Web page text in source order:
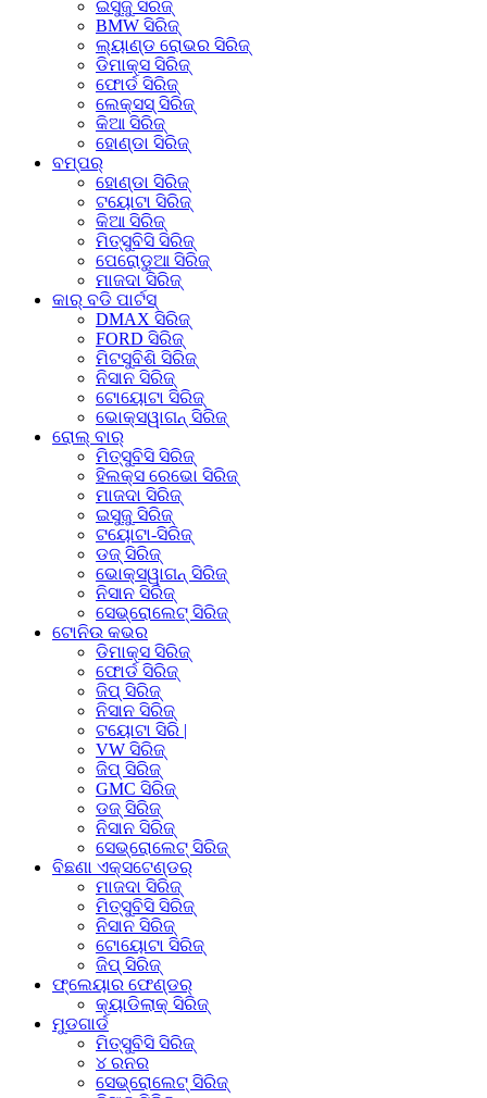
ଇସୁଜୁ ସିରିଜ୍
BMW ସିରିଜ୍
ଲ୍ୟାଣ୍ଡ ରୋଭର ସିରିଜ୍
ଡିମାକ୍ସ ସିରିଜ୍
ଫୋର୍ଡ ସିରିଜ୍
ଲେକ୍ସସ୍ ସିରିଜ୍
କିଆ ସିରିଜ୍
ହୋଣ୍ଡା ସିରିଜ୍
ବମ୍ପର୍
ହୋଣ୍ଡା ସିରିଜ୍
ଟୟୋଟା ସିରିଜ୍
କିଆ ସିରିଜ୍
ମିତ୍ସୁବିସି ସିରିଜ୍
ପେରୋଡୁଆ ସିରିଜ୍
ମାଜଦା ସିରିଜ୍
କାର୍ ବଡି ପାର୍ଟସ୍
DMAX ସିରିଜ୍
FORD ସିରିଜ୍
ମିଟସୁବିଶି ସିରିଜ୍
ନିସାନ ସିରିଜ୍
ଟୋୟୋଟା ସିରିଜ୍
ଭୋକ୍ସୱାଗନ୍ ସିରିଜ୍
ରୋଲ୍ ବାର୍
ମିତ୍ସୁବିସି ସିରିଜ୍
ହିଲକ୍ସ ରେଭୋ ସିରିଜ୍
ମାଜଦା ସିରିଜ୍
ଇସୁଜୁ ସିରିଜ୍
ଟୟୋଟା-ସିରିଜ୍
ଡଜ୍ ସିରିଜ୍
ଭୋକ୍ସୱାଗନ୍ ସିରିଜ୍
ନିସାନ ସିରିଜ୍
ସେଭ୍ରୋଲେଟ୍ ସିରିଜ୍
ଟୋନିଉ କଭର
ଡିମାକ୍ସ ସିରିଜ୍
ଫୋର୍ଡ ସିରିଜ୍
ଜିପ୍ ସିରିଜ୍
ନିସାନ ସିରିଜ୍
ଟୟୋଟା ସିରି |
VW ସିରିଜ୍
ଜିପ୍ ସିରିଜ୍
GMC ସିରିଜ୍
ଡଜ୍ ସିରିଜ୍
ନିସାନ ସିରିଜ୍
ସେଭ୍ରୋଲେଟ୍ ସିରିଜ୍
ବିଛଣା ଏକ୍ସଟେଣ୍ଡର୍
ମାଜଦା ସିରିଜ୍
ମିତ୍ସୁବିସି ସିରିଜ୍
ନିସାନ ସିରିଜ୍
ଟୋୟୋଟା ସିରିଜ୍
ଜିପ୍ ସିରିଜ୍
ଫ୍ଲେୟାର ଫେଣ୍ଡର୍
କ୍ୟାଡିଲାକ୍ ସିରିଜ୍
ମୁଡଗାର୍ଡ
ମିତ୍ସୁବିସି ସିରିଜ୍
୪ ରନର
ସେଭ୍ରୋଲେଟ୍ ସିରିଜ୍